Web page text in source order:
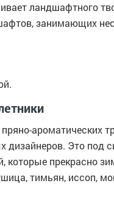
ландшафтного
занимающих
ароматических
Это под
которые прекрасно
тимьян, иссоп,